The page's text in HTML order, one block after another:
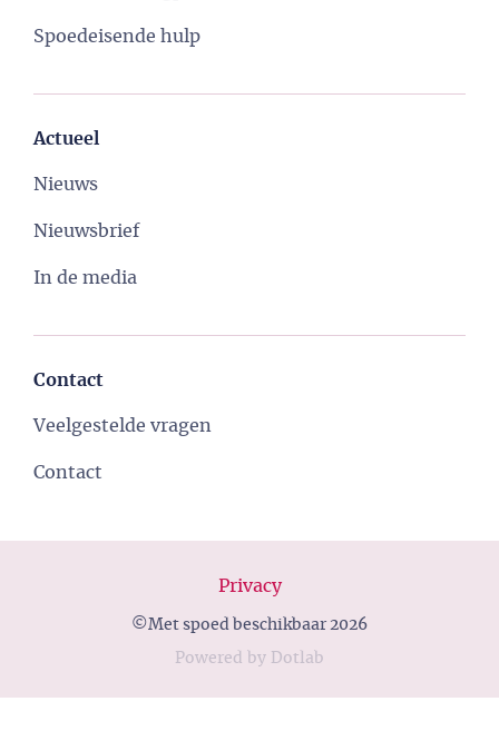
Spoedeisende hulp
Actueel
Nieuws
Nieuwsbrief
In de media
Contact
Veelgestelde vragen
Contact
Privacy
©Met spoed beschikbaar 2026
Powered by Dotlab